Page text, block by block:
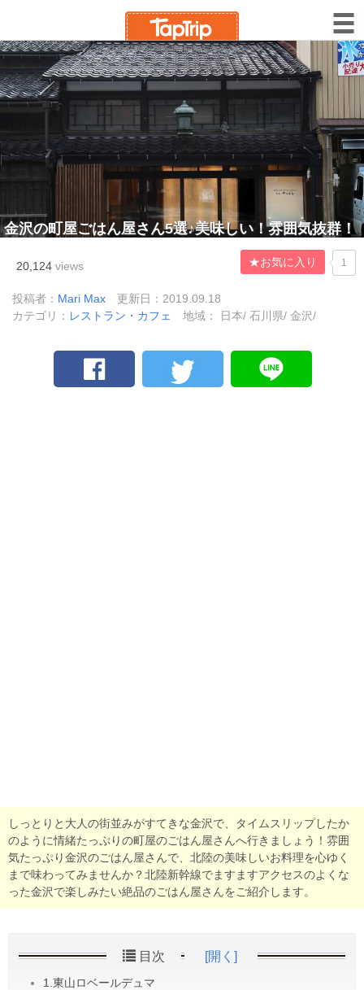
金沢の町屋ごはん屋さん5選♪美味しい！雰囲気抜群！
20,124 views ★お気に入り 1
投稿者： Mari Max
更新日：2019.09.18
カテゴリ： レストラン・カフェ 地域： 日本/ 石川県/ 金沢/
しっとりと大人の街並みがすてきな金沢で、タイムスリップしたか
のように情緒たっぷりの町屋のごはん屋さんへ行きましょう！雰囲
気たっぷり金沢のごはん屋さんで、北陸の美味しいお料理を心ゆく
まで味わってみませんか？北陸新幹線でますますアクセスのよくな
った金沢で楽しみたい絶品のごはん屋さんをご紹介します。
目次 [開く]
1.東山ロベールデュマ